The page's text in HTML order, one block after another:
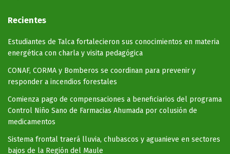
Recientes
Estudiantes de Talca fortalecieron sus conocimientos en materia
energética con charla y visita pedagógica
CONAF, CORMA y Bomberos se coordinan para prevenir y
responder a incendios forestales
Comienza pago de compensaciones a beneficiarios del programa
Control Niño Sano de Farmacias Ahumada por colusión de
medicamentos
Sistema frontal traerá lluvia, chubascos y aguanieve en sectores
bajos de la Región del Maule